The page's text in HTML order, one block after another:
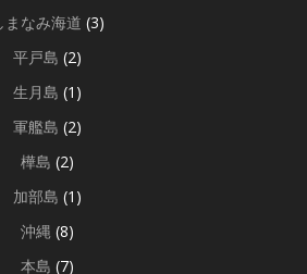
まなみ海道 (3)
平戸島 (2)
生月島 (1)
軍艦島 (2)
樺島 (2)
加部島 (1)
沖縄 (8)
本島 (7)